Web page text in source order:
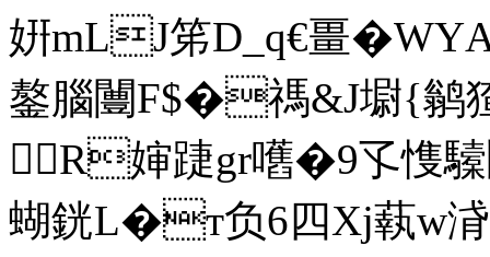
姸mLJ笫D_q€畺
鏊腦闦F$�禡&J墛{鹟猹
 R婶踕gr嚿�9孓愯
蝴銧L�т负6四Xj蓻w